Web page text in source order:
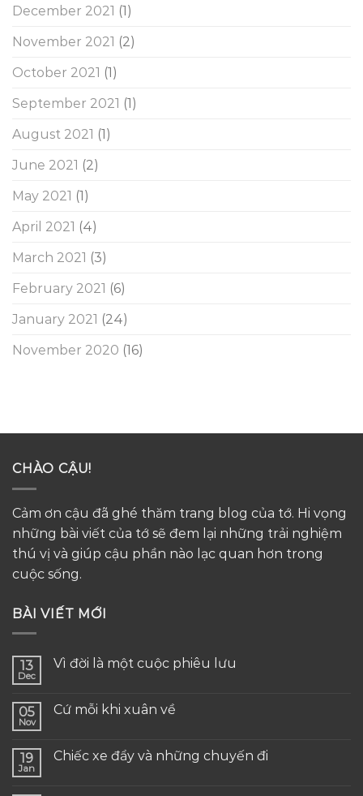
December 2021 (1)
November 2021 (2)
October 2021 (1)
September 2021 (1)
August 2021 (1)
June 2021 (2)
May 2021 (1)
April 2021 (4)
March 2021 (3)
February 2021 (6)
January 2021 (24)
November 2020 (16)
CHÀO CẬU!
Cảm ơn cậu đã ghé thăm trang blog của tớ. Hi vọng
những bài viết của tớ sẽ đem lại những trải nghiệm
thú vị và giúp cậu phần nào lạc quan hơn trong
cuộc sống.
BÀI VIẾT MỚI
13
Dec
Vì đời là một cuộc phiêu lưu
05
Nov
Cứ mỗi khi xuân về
19
Jan
Chiếc xe đẩy và những chuyến đi